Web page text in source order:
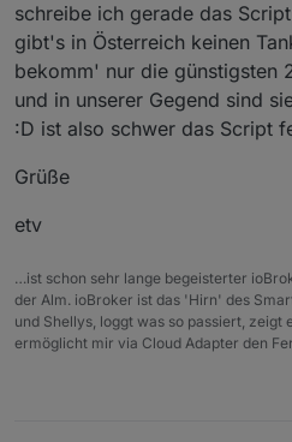
schreibe ich gerade das
gibt's in Österreich keinen
bekomm' nur die günstigsten
und in unserer Gegend sind
:D ist also schwer das Script
Grüße
etv
…ist schon sehr lange begeisterter
der Alm. ioBroker ist das 'Hirn' des
und Shellys, loggt was so passiert, zeigt
ermöglicht mir via Cloud Adapter den